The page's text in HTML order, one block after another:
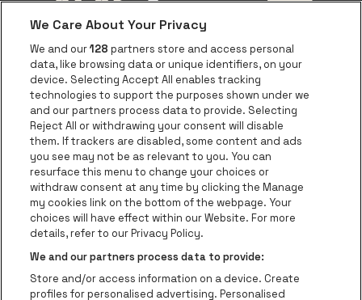
Ga naar de website van
Ga naar
Ga naar de website van Europcar
Ga naar de
Ga naar de website van Coca-Cola
Ga naar de website van
Ga naar de
Ga naar de website van Champagne
Ga naar de website
Ga naar de website van Het
Ga naar de
AFAS Dome is een deel van be•at
AFAS Dome
Schijnpoortweg 119, 2170 Antwerpen
Be-At Venues
We Care About Your Privacy
We and our128 partners store and access personal
data, like browsing data or unique identifiers, on your
device. Selecting Accept All enables tracking
technologies to support the purposes shown under we
and our partners process data to provide. Selecting
Reject All or withdrawing your consent will disable
them. If trackers are disabled, some content and ads
you see may not be as relevant to you. You can
resurface this menu to change your choices or
withdraw consent at any time by clicking the Manage
my cookies link on the bottom of the webpage. Your
choices will have effect within our Website. For more
details, refer to our Privacy Policy.
We and our partners process data to provide:
Store and/or access information on a device. Create
profiles for personalised advertising. Personalised